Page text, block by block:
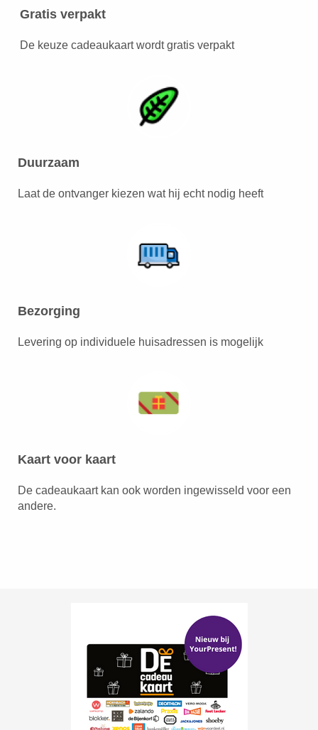
Gratis verpakt
De keuze cadeaukaart wordt gratis verpakt
Duurzaam
Laat de ontvanger kiezen wat hij echt nodig heeft
Bezorging
Levering op individuele huisadressen is mogelijk
Kaart voor kaart
De cadeaukaart kan ook worden ingewisseld voor een
andere.